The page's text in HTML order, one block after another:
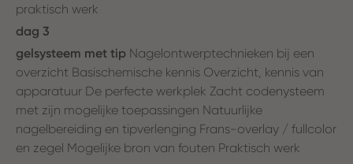
praktisch werk
dag 3
gelsysteem met tip Nagelontwerptechnieken bij een
overzicht Basischemische kennis Overzicht, kennis van
apparatuur De perfecte werkplek Zacht codenysteem
met zijn mogelijke toepassingen Natuurlijke
nagelbereiding en tipverlenging Frans-overlay / fullcolor
en zegel Mogelijke bron van fouten Praktisch werk